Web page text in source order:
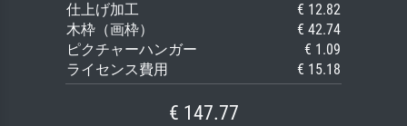
仕上げ加工
€ 12.82
木枠（画枠）
€ 42.74
ピクチャーハンガー
€ 1.09
ライセンス費用
€ 15.18
€ 147.77